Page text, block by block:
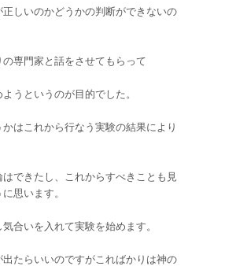
正しいのかどうかの判断ができないの
専門家と話をさせてもらって
うというのが目的でした。
はこれから行なう実験の結果により
できたし、これからすべきことも見
思います。
合いを入れて実験を始めます。
出たらいいのですがこればかりは神の